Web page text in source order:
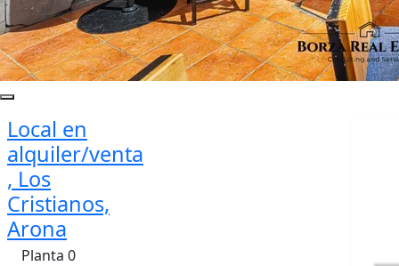
Local en
alquiler/venta
, Los
Cristianos,
Arona
Planta 0